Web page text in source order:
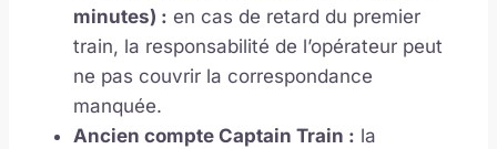
minutes) : en cas de retard du premier
train, la responsabilité de l’opérateur peut
ne pas couvrir la correspondance
manquée.
Ancien compte Captain Train : la